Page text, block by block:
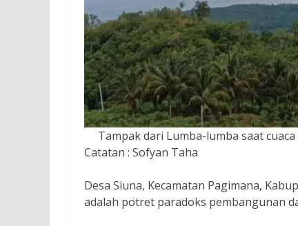
Tampak dari Lumba-lumba saat
Catatan : Sofyan Taha
Desa Siuna, Kecamatan Pagimana,
adalah potret paradoks pembangunan